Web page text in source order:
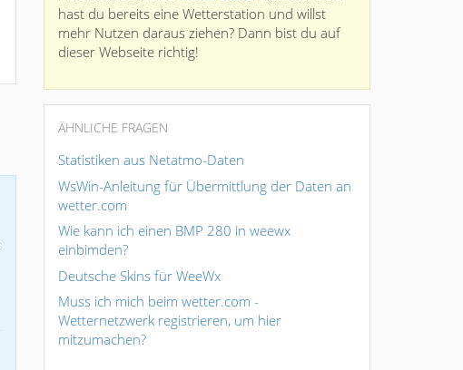
hast du bereits eine Wetterstation und willst
mehr Nutzen daraus ziehen? Dann bist du auf
dieser Webseite richtig!
ÄHNLICHE FRAGEN
Statistiken aus Netatmo-Daten
WsWin-Anleitung für Übermittlung der Daten an
wetter.com
Wie kann ich einen BMP 280 in weewx
einbimden?
Deutsche Skins für WeeWx
Muss ich mich beim wetter.com -
Wetternetzwerk registrieren, um hier
mitzumachen?